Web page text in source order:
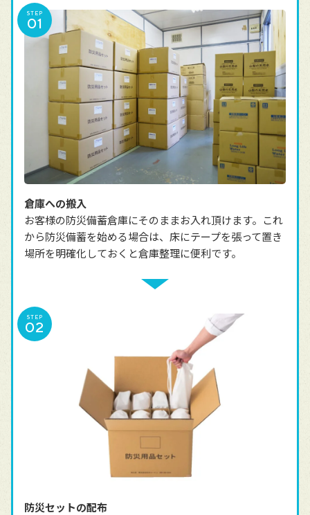
STEP
倉庫への搬入
お客様の防災備蓄倉庫にそのままお入れ頂けます。これ
から防災備蓄を始める場合は、床にテープを張って置き
場所を明確化しておくと倉庫整理に便利です。
STEP
防災セットの配布